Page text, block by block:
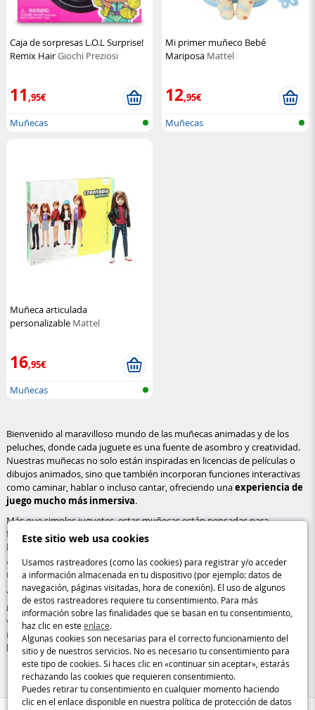
Este sitio web usa cookies
Usamos rastreadores (como las cookies) para registrar y/o acceder
a información almacenada en tu dispositivo (por ejemplo: datos de
navegación, páginas visitadas, hora de conexión). El uso de algunos
de estos rastreadores requiere tu consentimiento. Para más
información sobre las finalidades que se basan en tu consentimiento,
haz clic en esteenlace.
Algunas cookies son necesarias para el correcto funcionamiento del
sitio y de nuestros servicios. No es necesario tu consentimiento para
este tipo de cookies. Si haces clic en «continuar sin aceptar», estarás
rechazando las cookies que requieren consentimiento.
Puedes retirar tu consentimiento en cualquier momento haciendo
clic en el enlace disponible en nuestra política de protección de datos
Caja de sorpresas L.O.L Surprise!
Remix HairGiochi Preziosi
11 ,95€
Muñecas
Mi primer muñeco Bebé
Mariposa Mattel
12,95€
Muñecas
Muñeca articulada
personalizable Mattel
16,95€
Muñecas
Bienvenido al maravilloso mundo de las muñecas animadas y de los
peluches, donde cada juguete es una fuente de asombro y creatividad.
Nuestras muñecas no solo están inspiradas en licencias de películas o
dibujos animados, sino que también incorporan funciones interactivas
como caminar, hablar o incluso cantar, ofreciendo unaexperiencia de
juego mucho más inmersiva.
Más que simples juguetes, estas muñecas están pensadas para
fomentar la imaginación y acompañar a los pequeños en sus
historias y juegos del día a día. Los peluches,
aportan calidez y diversión, convirtiéndose en aliados perfectos para
momentos de juego tranquilos y llenos de ternura.
Ya sean animadas o no, las muñecas estáninspiradas en diferentes
mundos: bebés para mimar, muñecas para peinar o maniquíes para
vestir. Permiten a los pequeños jugar a ser adultos, cuidar, divertirse e
inventar escenarios, todo mientrasestimulan su creatividad y sus
habilidades motoras.